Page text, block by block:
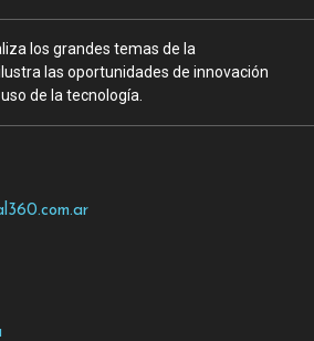
los grandes temas de la
las oportunidades de innovación
de la tecnología.